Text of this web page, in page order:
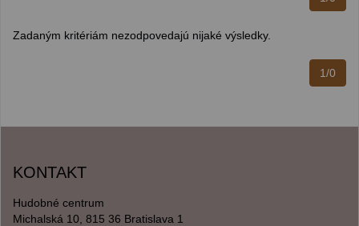
Zadaným kritériám nezodpovedajú nijaké výsledky.
1/0
KONTAKT
Hudobné centrum
Michalská 10, 815 36 Bratislava 1